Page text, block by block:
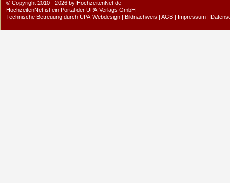
© Copyright 2010 - 2026 by HochzeitenNet.de
HochzeitenNet ist ein Portal der UPA-Verlags GmbH
Technische Betreuung durch UPA-Webdesign | Bildnachweis | AGB | Impressum |